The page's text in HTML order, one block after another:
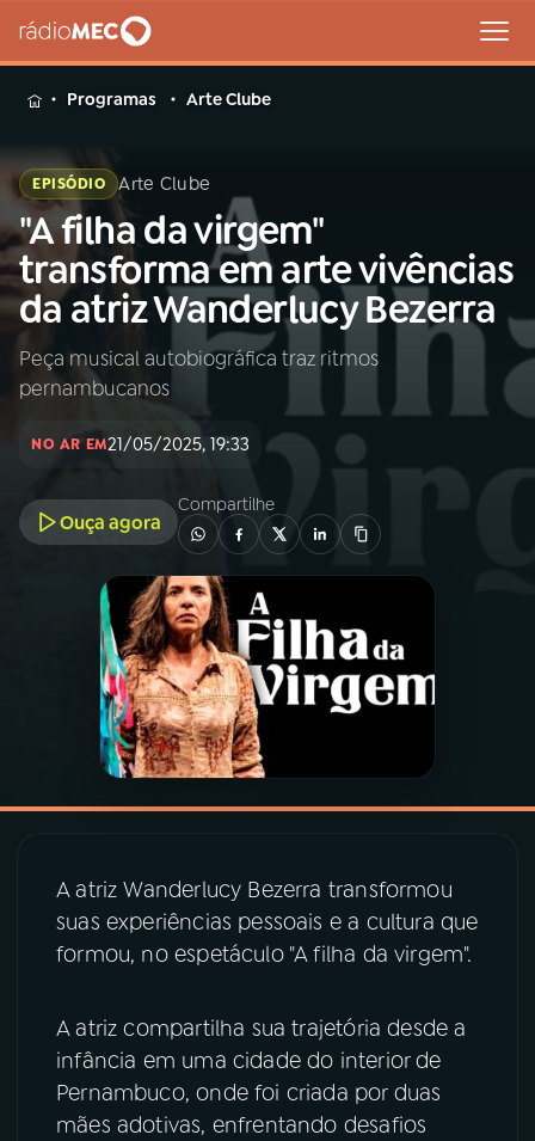
MENU
Buscar
na
Rádio
MEC
Buscar
Início AO VIVO
INÍCIO
A RÁDIO
PROGRAMAÇÃO
PROGRAMAS
PODCASTS
ÚLTIMAS
ACOMPANHE A RÁDIO MEC
YouTube Facebook
Programas Arte Clube
EPISÓDIO Arte Clube
"A filha da virgem"
transforma em arte vivências
da atriz Wanderlucy Bezerra
Peça musical autobiográfica traz ritmos
pernambucanos
NO AR EM21/05/2025, 19:33
Ouça agora
Compartilhe
A atriz Wanderlucy Bezerra transformou
suas experiências pessoais e a cultura que
formou, no espetáculo "A filha da virgem".
A atriz compartilha sua trajetória desde a
infância em uma cidade do interior de
Pernambuco, onde foi criada por duas
mães adotivas, enfrentando desafios